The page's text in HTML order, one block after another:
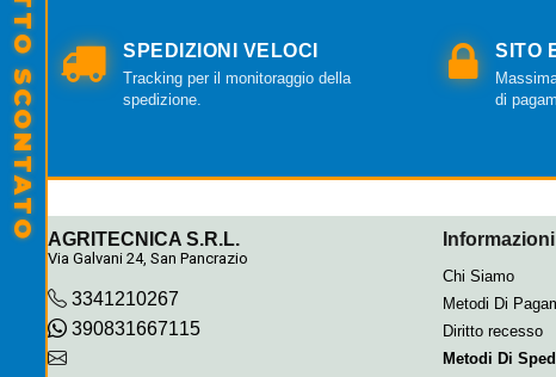
SPEDIZIONI VELOCI
Tracking per il monitoraggio della
spedizione.
SITO
di
AGRITECNICA S.R.L.
Via Galvani 24, San Pancrazio
3341210267
390831667115
Chi Siamo
Metodi Di
Diritto recesso
Metodi Di